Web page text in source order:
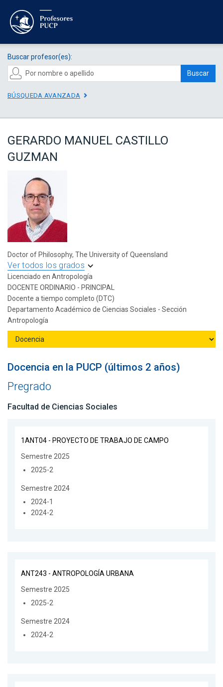
Buscar profesor(es):
Buscar
BÚSQUEDA AVANZADA
GERARDO MANUEL CASTILLO
GUZMAN
Doctor of Philosophy, The University of Queensland
Ver todos los grados
Licenciado en Antropología
DOCENTE ORDINARIO - PRINCIPAL
Docente a tiempo completo (DTC)
Departamento Académico de Ciencias Sociales - Sección
Antropología
Docencia en la PUCP (últimos 2 años)
Pregrado
Facultad de Ciencias Sociales
1ANT04 - PROYECTO DE TRABAJO DE CAMPO
Semestre 2025
2025-2
Semestre 2024
2024-1
2024-2
ANT243 - ANTROPOLOGÍA URBANA
Semestre 2025
2025-2
Semestre 2024
2024-2